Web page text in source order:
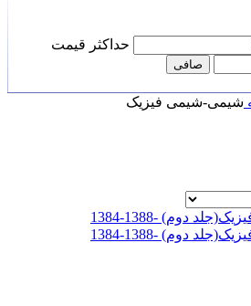
حداكثر قيمت
صافی
شیمی-شیمی فیزیک